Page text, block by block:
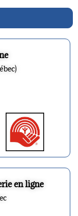
en ligne